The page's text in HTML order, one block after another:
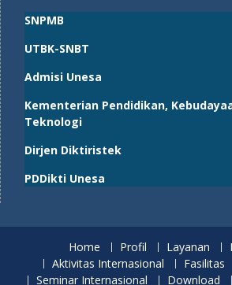
SNPMB
UTBK-SNBT
Admisi Unesa
Kementerian Pendidikan,
Teknologi
Dirjen Diktiristek
PDDikti Unesa
Home Profil Layanan
Aktivitas Internasional
Fasilitas
Seminar Internasional
Download